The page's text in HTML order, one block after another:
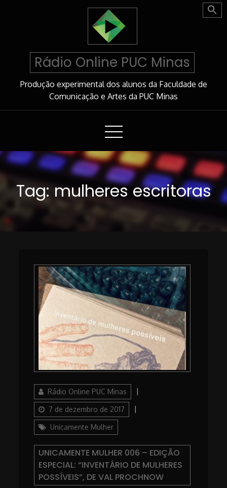
Rádio Online PUC Minas
Produção experimental dos alunos da Faculdade de
Comunicação e Artes da PUC Minas
Tag: mulheres escritoras
AuthorRádio Online PUC Minas
7 de dezembro de 2017
Unicamente Mulher
UNICAMENTE MULHER 006 – EDIÇÃO
ESPECIAL: “INVENTÁRIO DE MULHERES
POSSÍVEIS”, DE VAL PROCHNOW